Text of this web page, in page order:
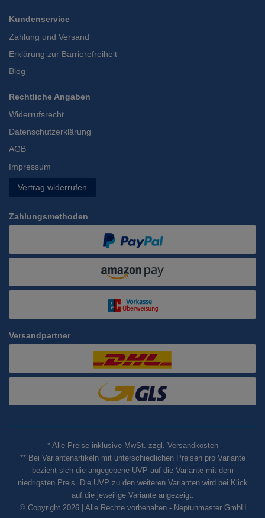
Kundenservice
Zahlung und Versand
Erklärung zur Barrierefreiheit
Blog
Rechtliche Angaben
Widerrufsrecht
Datenschutzerklärung
AGB
Impressum
Vertrag widerrufen
Zahlungsmethoden
Versandpartner
* Alle Preise inklusive MwSt. zzgl. Versandkosten
** Bei Variantenartikeln mit unterschiedlichen Preisen pro Variante
bezieht sich die angegebene UVP auf die Variante mit dem
niedrigsten Preis. Die UVP zu den weiteren Varianten wird bei Klick
auf die jeweilige Variante angezeigt.
© Copyright 2026 | Alle Rechte vorbehalten - Neptunmaster GmbH